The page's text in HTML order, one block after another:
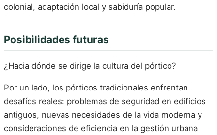
colonial, adaptación local y sabiduría popular.
Posibilidades futuras
¿Hacia dónde se dirige la cultura del pórtico?
Por un lado, los pórticos tradicionales enfrentan
desafíos reales: problemas de seguridad en edificios
antiguos, nuevas necesidades de la vida moderna y
consideraciones de eficiencia en la gestión urbana